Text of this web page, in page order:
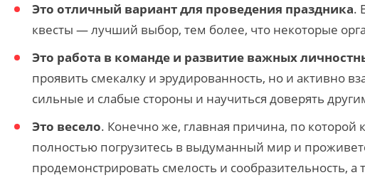
Это отличный вариант для проведения праздника.
квесты — лучший выбор, тем более, что некоторые
Это работа в команде и развитие важных
проявить смекалку и эрудированность, но и активно
сильные и слабые стороны и научиться доверять
Это весело. Конечно же, главная причина, по которой
полностью погрузитесь в выдуманный мир и
продемонстрировать смелость и сообразительность,